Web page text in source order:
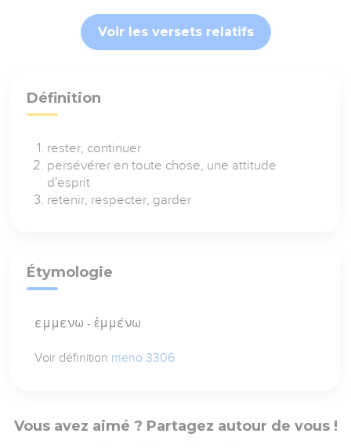
Voir les versets relatifs
Définition
rester, continuer
persévérer en toute chose, une attitude
d'esprit
retenir, respecter, garder
Étymologie
εμμενω - ἐμμένω
Voir définition meno 3306
Vous avez aimé ? Partagez autour de vous !